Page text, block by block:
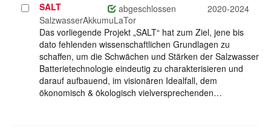
Projekt
auswählen
SALT abgeschlossen
2020-2024
SalzwasserAkkumuLaTor
Das vorliegende Projekt „SALT“ hat zum Ziel, jene bis
dato fehlenden wissenschaftlichen Grundlagen zu
schaffen, um die Schwächen und Stärken der Salzwasser
Batterietechnologie eindeutig zu charakterisieren und
darauf aufbauend, im visionären Idealfall, dem
ökonomisch & ökologisch vielversprechenden…